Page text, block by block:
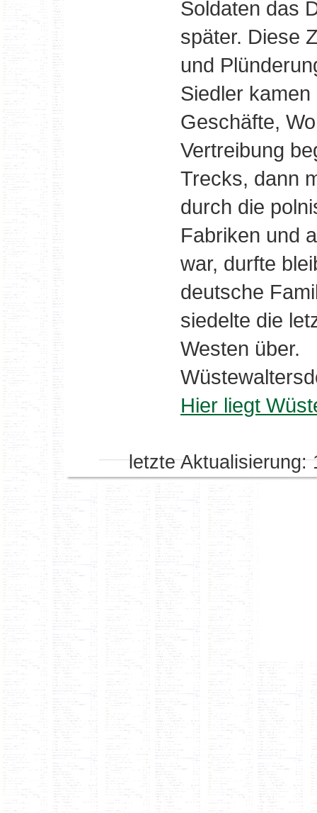
Soldaten das
später. Diese
und
Siedler
Geschäfte,
Vertreibung
Trecks, dann
durch die
Fabriken und
war, durfte
deutsche
siedelte die
Westen über.
Hier liegt
letzte Aktualisierung: